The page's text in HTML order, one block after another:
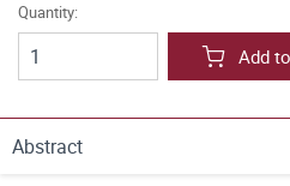
Quantity:
Add
Abstract